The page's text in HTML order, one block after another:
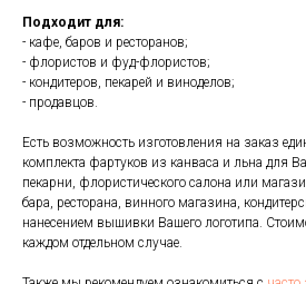
Подходит для:
- кафе, баров и ресторанов;
- флористов и фуд-флористов;
- кондитеров, пекарей и виноделов;
- продавцов.
Есть возможность изготовления на заказ
комплекта фартуков из канваса и льна для
пекарни, флористического салона или
бара, ресторана, винного магазина,
нанесением вышивки Вашего логотипа.
каждом отдельном случае.